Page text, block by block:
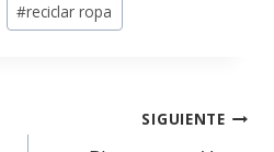
#reciclar ropa
SIGUIENTE